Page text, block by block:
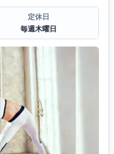
定休日
毎週木曜日